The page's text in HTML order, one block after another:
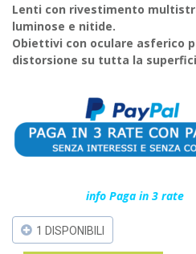
Lenti con rivestimento
luminose e nitide.
Obiettivi con oculare asferico
distorsione su tutta la
info Paga in 3 rate
1 DISPONIBILI